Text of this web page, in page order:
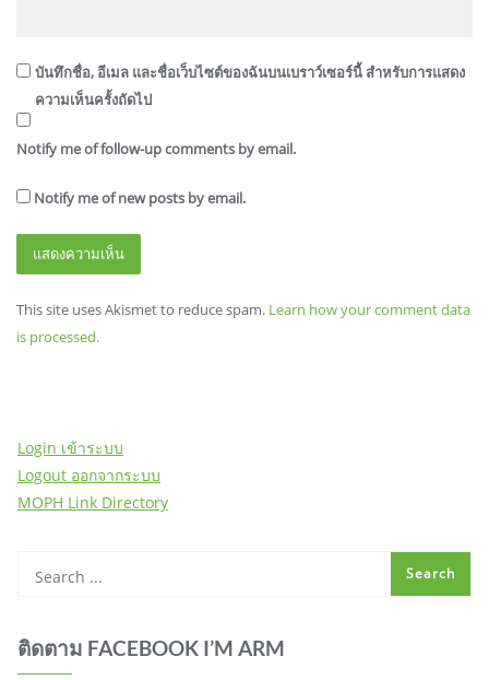
บันทึกชื่อ, อีเมล และชื่อเว็บไซต์ของฉันบนเบราว์เซอร์นี้ สำหรับการแสดง
ความเห็นครั้งถัดไป
Notify me of follow-up comments by email.
Notify me of new posts by email.
This site uses Akismet to reduce spam. Learn how your comment data
is processed.
Login เข้าระบบ
Logout ออกจากระบบ
MOPH Link Directory
ติดตาม FACEBOOK I’M ARM